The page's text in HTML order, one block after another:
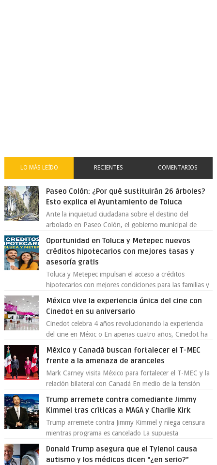
LO MÁS LEÍDO RECIENTES COMENTARIOS
Paseo Colón: ¿Por qué sustituirán 26 árboles?
Esto explica el Ayuntamiento de Toluca
Ante la inquietud ciudadana sobre el destino del
arbolado en Paseo Colón, el gobierno municipal de
Oportunidad en Toluca y Metepec nuevos
créditos hipotecarios con mejores tasas y
asesoría gratis
Toluca y Metepec impulsan el acceso a créditos
hipotecarios con mejores condiciones para las familias y
México vive la experiencia única del cine con
Cinedot en su aniversario
Cinedot celebra 4 años revolucionando la experiencia
del cine en Méxic o En apenas cuatro años, Cinedot ha
México y Canadá buscan fortalecer el T-MEC
frente a la amenaza de aranceles
Mark Carney visita México para fortalecer el T-MEC y la
relación bilateral con Canadá En medio de la tensión
Trump arremete contra comediante Jimmy
Kimmel tras críticas a MAGA y Charlie Kirk
Trump arremete contra Jimmy Kimmel y niega censura
mientras programa es cancelado La supuesta
Donald Trump asegura que el Tylenol causa
autismo y los médicos dicen “¿en serio?”